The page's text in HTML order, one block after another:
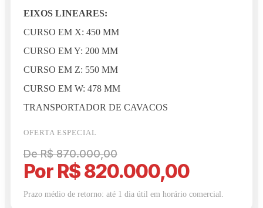
EIXOS LINEARES:
CURSO EM X: 450 MM
CURSO EM Y: 200 MM
CURSO EM Z: 550 MM
CURSO EM W: 478 MM
TRANSPORTADOR DE CAVACOS
OFERTA ESPECIAL
De R$ 870.000,00
Por R$ 820.000,00
Prazo médio de retorno: até 1 dia útil em horário comercial.